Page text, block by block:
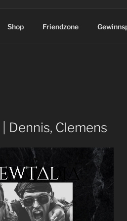
Shop Friendzone
Dennis, Clemens